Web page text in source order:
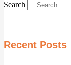
Search
Recent Posts